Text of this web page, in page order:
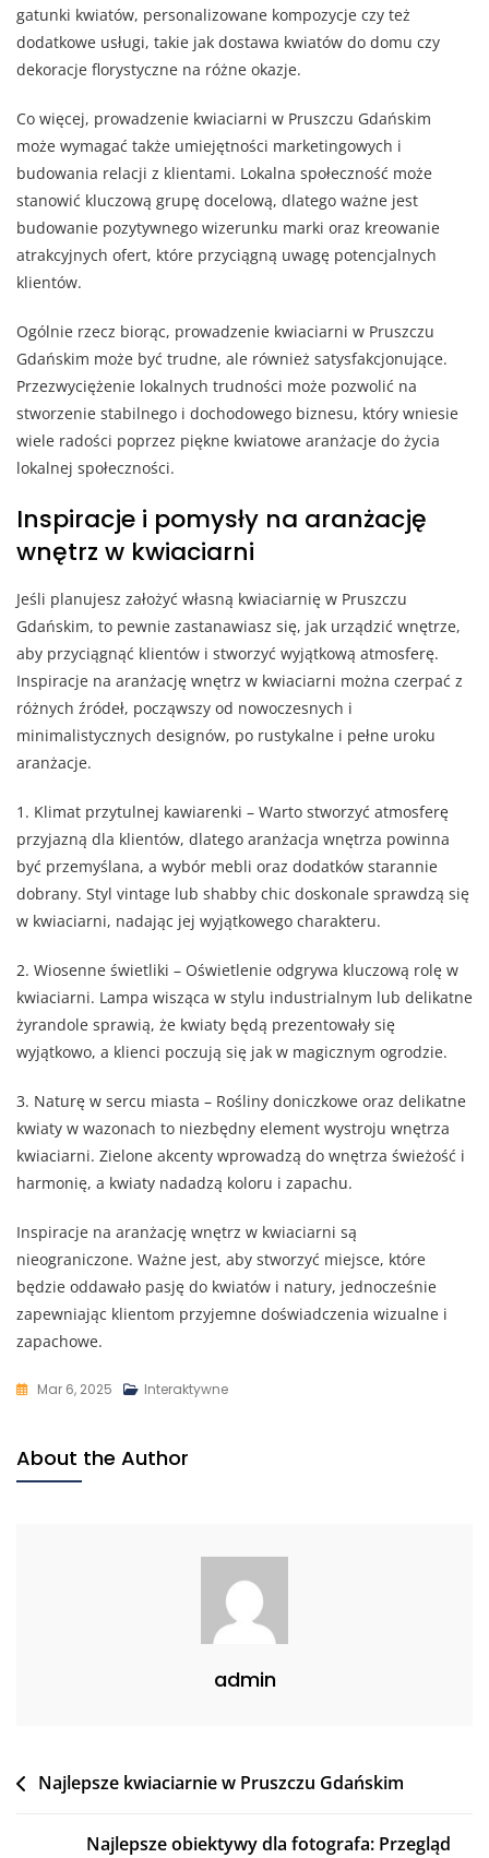
gatunki kwiatów, personalizowane kompozycje czy też
dodatkowe usługi, takie jak dostawa kwiatów do domu czy
dekoracje florystyczne na różne okazje.
Co więcej, prowadzenie kwiaciarni w Pruszczu Gdańskim
może wymagać także umiejętności marketingowych i
budowania relacji z klientami. Lokalna społeczność może
stanowić kluczową grupę docelową, dlatego ważne jest
budowanie pozytywnego wizerunku marki oraz kreowanie
atrakcyjnych ofert, które przyciągną uwagę potencjalnych
klientów.
Ogólnie rzecz biorąc, prowadzenie kwiaciarni w Pruszczu
Gdańskim może być trudne, ale również satysfakcjonujące.
Przezwyciężenie lokalnych trudności może pozwolić na
stworzenie stabilnego i dochodowego biznesu, który wniesie
wiele radości poprzez piękne kwiatowe aranżacje do życia
lokalnej społeczności.
Inspiracje i pomysły na aranżację
wnętrz w kwiaciarni
Jeśli planujesz założyć własną kwiaciarnię w Pruszczu
Gdańskim, to pewnie zastanawiasz się, jak urządzić wnętrze,
aby przyciągnąć klientów i stworzyć wyjątkową atmosferę.
Inspiracje na aranżację wnętrz w kwiaciarni można czerpać z
różnych źródeł, począwszy od nowoczesnych i
minimalistycznych designów, po rustykalne i pełne uroku
aranżacje.
1. Klimat przytulnej kawiarenki – Warto stworzyć atmosferę
przyjazną dla klientów, dlatego aranżacja wnętrza powinna
być przemyślana, a wybór mebli oraz dodatków starannie
dobrany. Styl vintage lub shabby chic doskonale sprawdzą się
w kwiaciarni, nadając jej wyjątkowego charakteru.
2. Wiosenne świetliki – Oświetlenie odgrywa kluczową rolę w
kwiaciarni. Lampa wisząca w stylu industrialnym lub delikatne
żyrandole sprawią, że kwiaty będą prezentowały się
wyjątkowo, a klienci poczują się jak w magicznym ogrodzie.
3. Naturę w sercu miasta – Rośliny doniczkowe oraz delikatne
kwiaty w wazonach to niezbędny element wystroju wnętrza
kwiaciarni. Zielone akcenty wprowadzą do wnętrza świeżość i
harmonię, a kwiaty nadadzą koloru i zapachu.
Inspiracje na aranżację wnętrz w kwiaciarni są
nieograniczone. Ważne jest, aby stworzyć miejsce, które
będzie oddawało pasję do kwiatów i natury, jednocześnie
zapewniając klientom przyjemne doświadczenia wizualne i
zapachowe.
Mar 6, 2025 Interaktywne
About the Author
admin
Nawigacja
Najlepsze kwiaciarnie w Pruszczu Gdańskim
Najlepsze obiektywy dla fotografa: Przegląd